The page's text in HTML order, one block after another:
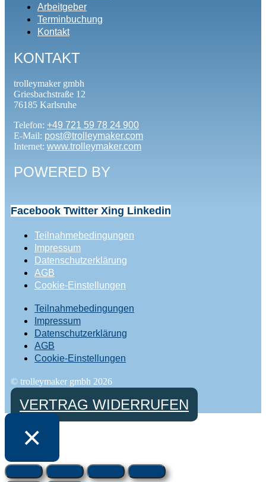
Arbeitgeber
Terminbuchung
Kontakt
KONTAKT
trolleymaker gmbh
Griesbachstraße 12
76185 Karlsruhe
Telefon: +49 721 59 78 24 900
E-Mail: post@trolleymaker.com
Internet: www.trolleymaker.com
POWERED BY
Facebook Twitter Xing Linkedin
Teilnahmebedingungen
Impressum
Datenschutzerklärung
AGB
Cookie-Einstellungen
Teilnahmebedingungen
Impressum
Datenschutzerklärung
AGB
Cookie-Einstellungen
© trolleymaker gmbh 2026
VERTRAG WIDERRUFEN
×